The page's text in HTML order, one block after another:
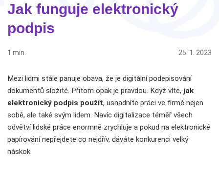
Jak funguje elektronický
podpis
1 min. 25. 1. 2023
Mezi lidmi stále panuje obava, že je digitální podepisování
dokumentů složité. Přitom opak je pravdou. Když víte, jak
elektronický podpis použít, usnadníte práci ve firmě nejen
sobě, ale také svým lidem. Navíc digitalizace téměř všech
odvětví lidské práce enormně zrychluje a pokud na elektronické
papírování nepřejdete co nejdřív, dáváte konkurenci velký
náskok.